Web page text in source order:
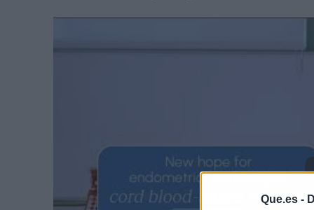
Que.es -